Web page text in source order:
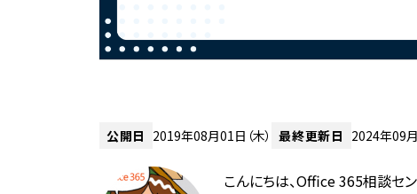
公開日 2019年08月01日（木） 最終更新日 2024年09月
こんにちは、Office 365相談セ